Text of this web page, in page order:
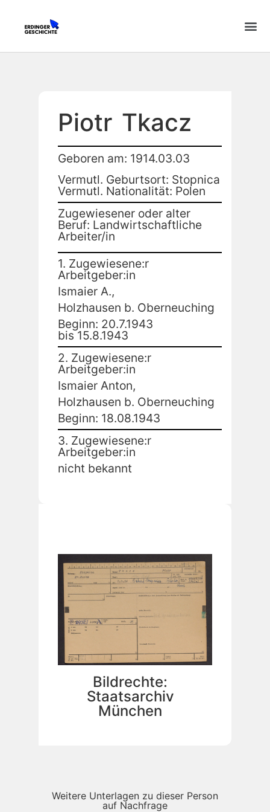
Piotr Tkacz
Geboren am: 1914.03.03
Vermutl. Geburtsort: Stopnica
Vermutl. Nationalität: Polen
Zugewiesener oder alter
Beruf: Landwirtschaftliche
Arbeiter/in
1. Zugewiesene:r
Arbeitgeber:in
Ismaier A.,
Holzhausen b. Oberneuching
Beginn: 20.7.1943
bis 15.8.1943
2. Zugewiesene:r
Arbeitgeber:in
Ismaier Anton,
Holzhausen b. Oberneuching
Beginn: 18.08.1943
3. Zugewiesene:r
Arbeitgeber:in
nicht bekannt
Bildrechte:
Staatsarchiv
München
Weitere Unterlagen zu dieser Person
auf Nachfrage